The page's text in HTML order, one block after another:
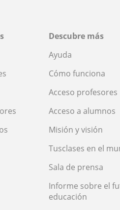
Descubre más
Ayuda
Cómo funciona
Acceso profesores
Acceso a alumnos
Misión y visión
Tusclases en el
Sala de prensa
Informe sobre el
educación